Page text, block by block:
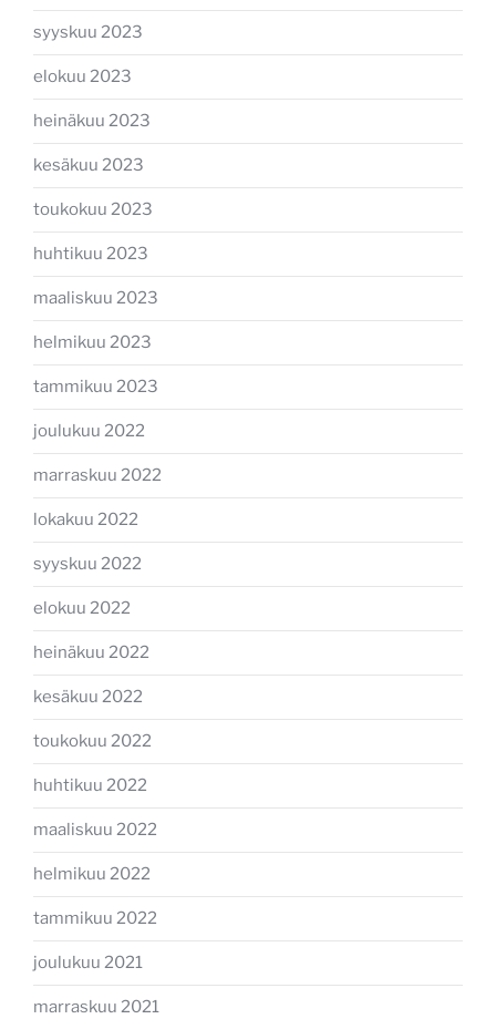
syyskuu 2023
elokuu 2023
heinäkuu 2023
kesäkuu 2023
toukokuu 2023
huhtikuu 2023
maaliskuu 2023
helmikuu 2023
tammikuu 2023
joulukuu 2022
marraskuu 2022
lokakuu 2022
syyskuu 2022
elokuu 2022
heinäkuu 2022
kesäkuu 2022
toukokuu 2022
huhtikuu 2022
maaliskuu 2022
helmikuu 2022
tammikuu 2022
joulukuu 2021
marraskuu 2021